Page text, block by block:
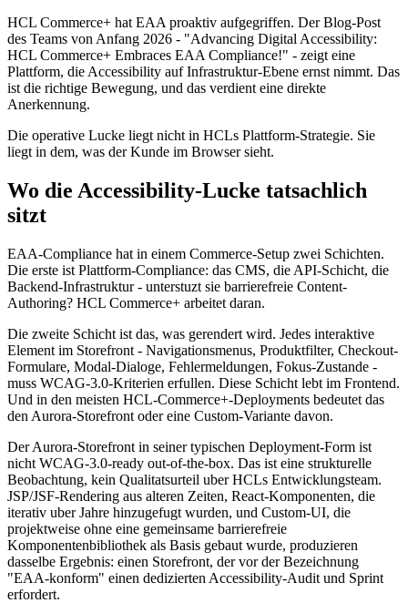
HCL Commerce+ hat EAA proaktiv aufgegriffen. Der Blog-Post
des Teams von Anfang 2026 - "Advancing Digital Accessibility:
HCL Commerce+ Embraces EAA Compliance!" - zeigt eine
Plattform, die Accessibility auf Infrastruktur-Ebene ernst nimmt. Das
ist die richtige Bewegung, und das verdient eine direkte
Anerkennung.
Die operative Lucke liegt nicht in HCLs Plattform-Strategie. Sie
liegt in dem, was der Kunde im Browser sieht.
Wo die Accessibility-Lucke tatsachlich
sitzt
EAA-Compliance hat in einem Commerce-Setup zwei Schichten.
Die erste ist Plattform-Compliance: das CMS, die API-Schicht, die
Backend-Infrastruktur - unterstuzt sie barrierefreie Content-
Authoring? HCL Commerce+ arbeitet daran.
Die zweite Schicht ist das, was gerendert wird. Jedes interaktive
Element im Storefront - Navigationsmenus, Produktfilter, Checkout-
Formulare, Modal-Dialoge, Fehlermeldungen, Fokus-Zustande -
muss WCAG-3.0-Kriterien erfullen. Diese Schicht lebt im Frontend.
Und in den meisten HCL-Commerce+-Deployments bedeutet das
den Aurora-Storefront oder eine Custom-Variante davon.
Der Aurora-Storefront in seiner typischen Deployment-Form ist
nicht WCAG-3.0-ready out-of-the-box. Das ist eine strukturelle
Beobachtung, kein Qualitatsurteil uber HCLs Entwicklungsteam.
JSP/JSF-Rendering aus alteren Zeiten, React-Komponenten, die
iterativ uber Jahre hinzugefugt wurden, und Custom-UI, die
projektweise ohne eine gemeinsame barrierefreie
Komponentenbibliothek als Basis gebaut wurde, produzieren
dasselbe Ergebnis: einen Storefront, der vor der Bezeichnung
"EAA-konform" einen dedizierten Accessibility-Audit und Sprint
erfordert.